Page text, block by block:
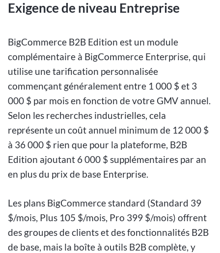
Exigence de niveau Entreprise
BigCommerce B2B Edition est un module
complémentaire à BigCommerce Enterprise, qui
utilise une tarification personnalisée
commençant généralement entre 1 000 $ et 3
000 $ par mois en fonction de votre GMV annuel.
Selon les recherches industrielles, cela
représente un coût annuel minimum de 12 000 $
à 36 000 $ rien que pour la plateforme, B2B
Edition ajoutant 6 000 $ supplémentaires par an
en plus du prix de base Enterprise.
Les plans BigCommerce standard (Standard 39
$/mois, Plus 105 $/mois, Pro 399 $/mois) offrent
des groupes de clients et des fonctionnalités B2B
de base, mais la boîte à outils B2B complète, y